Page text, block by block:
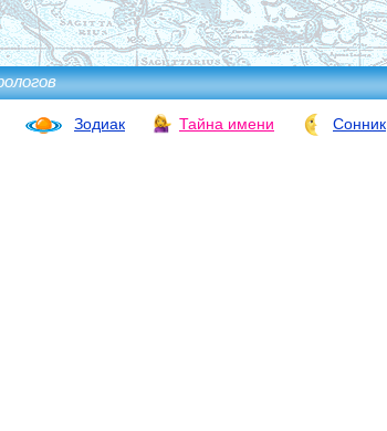
Зодиак Тайна имени Сонник